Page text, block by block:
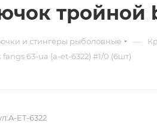
тройной
и стингеры рыболовные —
63-ua (a-et-6322) #1/0 (6шт)
A-ET-6322